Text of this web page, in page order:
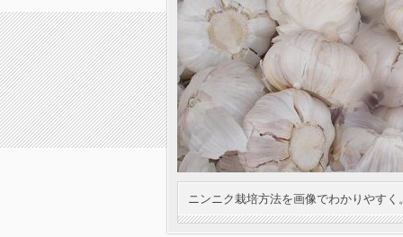
ニンニク栽培方法を画像でわかりやすく